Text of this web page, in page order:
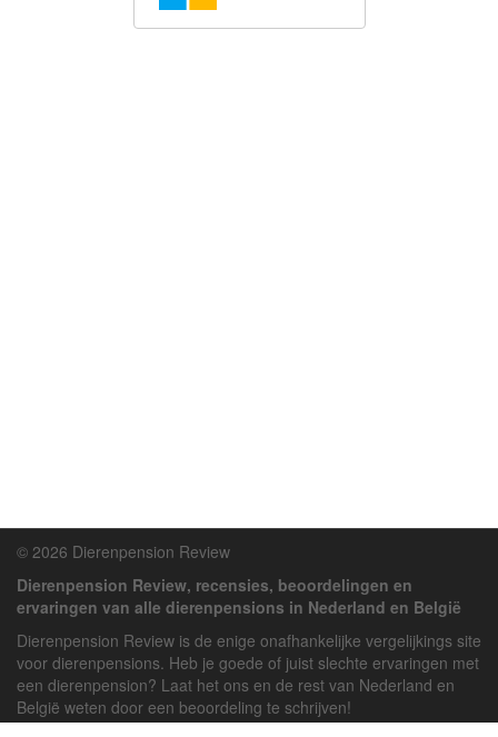
© 2026 Dierenpension Review
Dierenpension Review, recensies, beoordelingen en
ervaringen van alle dierenpensions in Nederland en België
Dierenpension Review is de enige onafhankelijke vergelijkings site
voor dierenpensions. Heb je goede of juist slechte ervaringen met
een dierenpension? Laat het ons en de rest van Nederland en
België weten door een beoordeling te schrijven!